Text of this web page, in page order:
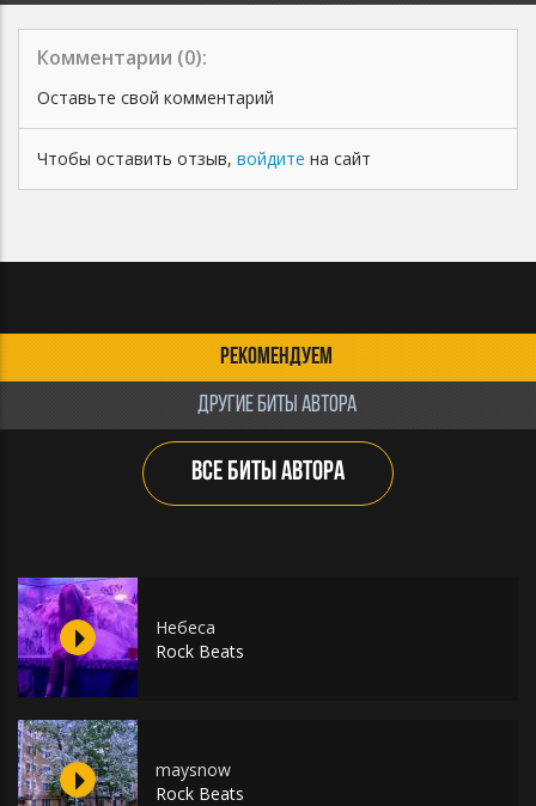
Комментарии (0):
Оставьте свой комментарий
Чтобы оставить отзыв, войдите на сайт
РЕКОМЕНДУЕМ
ДРУГИЕ БИТЫ АВТОРА
ВСЕ БИТЫ АВТОРА
Небеса
Rock Beats
maysnow
Rock Beats